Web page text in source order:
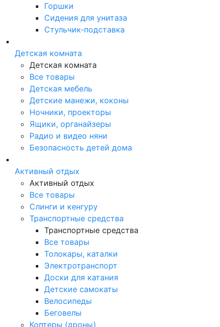
Горшки
Сидения для унитаза
Стульчик-подставка
Детская комната
Детская комната
Все товары
Детская мебель
Детские манежи, коконы
Ночники, проекторы
Ящики, органайзеры
Радио и видео няни
Безопасность детей дома
Активный отдых
Активный отдых
Все товары
Слинги и кенгуру
Транспортные средства
Транспортные средства
Все товары
Толокары, каталки
Электротранспорт
Доски для катания
Детские самокаты
Велосипеды
Беговелы
Коптеры (дроны)